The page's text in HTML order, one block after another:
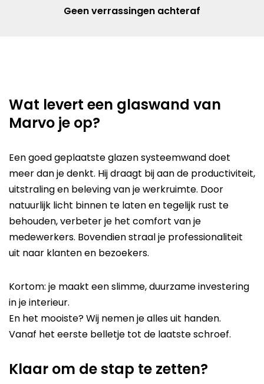
Geen verrassingen achteraf
Wat levert een glaswand van
Marvo je op?
Een goed geplaatste glazen systeemwand doet
meer dan je denkt. Hij draagt bij aan de productiviteit,
uitstraling en beleving van je werkruimte. Door
natuurlijk licht binnen te laten en tegelijk rust te
behouden, verbeter je het comfort van je
medewerkers. Bovendien straal je professionaliteit
uit naar klanten en bezoekers.
Kortom: je maakt een slimme, duurzame investering
in je interieur.
En het mooiste? Wij nemen je alles uit handen.
Vanaf het eerste belletje tot de laatste schroef.
Klaar om de stap te zetten?